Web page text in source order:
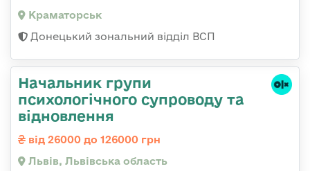
Краматорськ
Донецький зональний відділ ВСП
Начальник групи
психологічного супроводу та
відновлення
від 26000 до 126000 грн
Львів, Львівська область